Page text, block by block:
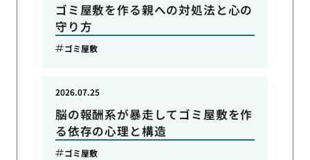
ゴミ屋敷を作る親への対処法と心の
守り方
ゴミ屋敷
脳の報酬系が暴走してゴミ屋敷を作
る依存の心理と構造
2026.07.25
ゴミ屋敷